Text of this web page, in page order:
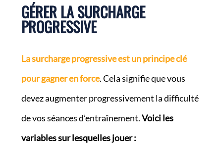
GÉRER LA SURCHARGE
PROGRESSIVE
La surcharge progressive est un principe clé
pour gagner en force. Cela signifie que vous
devez augmenter progressivement la difficulté
de vos séances d’entraînement.Voici les
variables sur lesquelles jouer :